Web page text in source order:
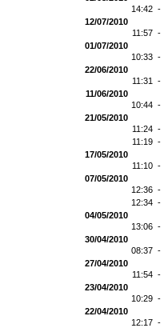
14:42 -
12/07/2010
11:57 -
01/07/2010
10:33 -
22/06/2010
11:31 -
11/06/2010
10:44 -
21/05/2010
11:24 -
11:19 -
17/05/2010
11:10 -
07/05/2010
12:36 -
12:34 -
04/05/2010
13:06 -
30/04/2010
08:37 -
27/04/2010
11:54 -
23/04/2010
10:29 -
22/04/2010
12:17 -